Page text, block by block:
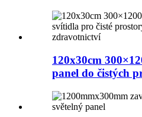
120x30cm
panel do čistých